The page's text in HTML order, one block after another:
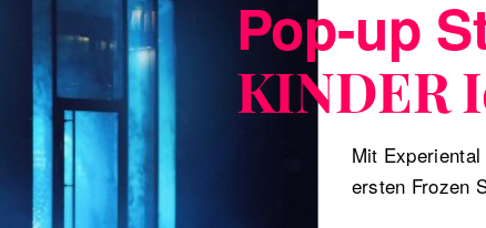
Pop-up
KINDER
Mit
ersten Frozen